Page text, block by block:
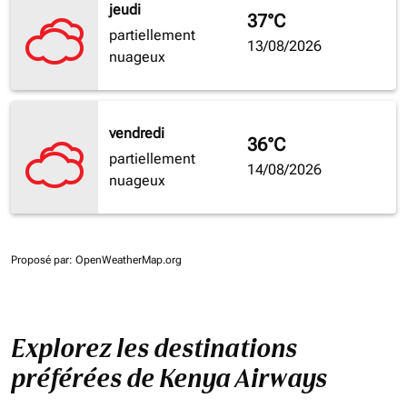
jeudi
partiellement
nuageux
37°C
13/08/2026
vendredi
partiellement
nuageux
36°C
14/08/2026
Proposé par: OpenWeatherMap.org
Explorez les destinations
préférées de Kenya Airways